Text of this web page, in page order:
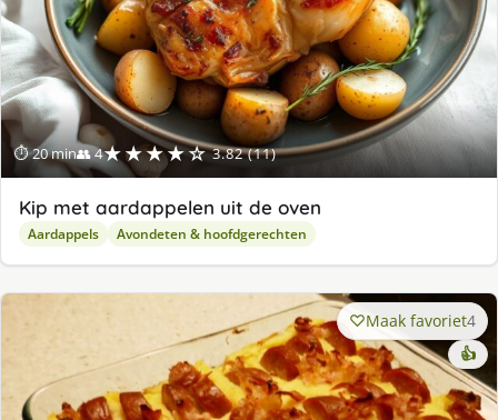
⏱ 20 min👥 4★★★★☆ 3.82 (11)
Kip met aardappelen uit de oven
Aardappels Avondeten & hoofdgerechten
Maak favoriet4
👍